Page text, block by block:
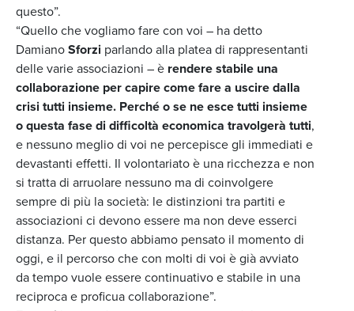
questo”.
“Quello che vogliamo fare con voi – ha detto
DamianoSforzi parlando alla platea di rappresentanti
delle varie associazioni – è rendere stabile una
collaborazione per capire come fare a uscire dalla
crisi tutti insieme. Perché o se ne esce tutti insieme
o questa fase di difficoltà economica travolgerà tutti,
e nessuno meglio di voi ne percepisce gli immediati e
devastanti effetti. Il volontariato è una ricchezza e non
si tratta di arruolare nessuno ma di coinvolgere
sempre di più la società: le distinzioni tra partiti e
associazioni ci devono essere ma non deve esserci
distanza. Per questo abbiamo pensato il momento di
oggi, e il percorso che con molti di voi è già avviato
da tempo vuole essere continuativo e stabile in una
reciproca e proficua collaborazione”.